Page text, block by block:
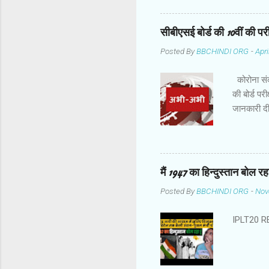
52 रन
वजह से दो
लिए 139
लेकिन
सीबीएसई बोर्ड की 10वीं की
Posted ByBBCHINDI ORG -
कोरोना
की बोर्ड
जानकारी
बाद में
समीक्षा
Twitter
मैं 1947 का हिन्दुस्तान बोल
Posted ByBBCHINDI ORG -
IPLT20